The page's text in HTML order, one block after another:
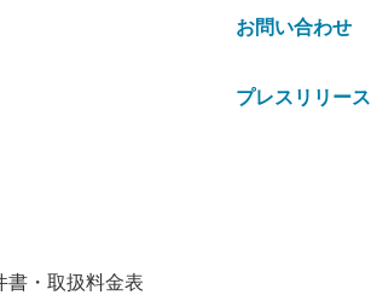
書・取扱料金表
お問い合わせ
プレスリリース